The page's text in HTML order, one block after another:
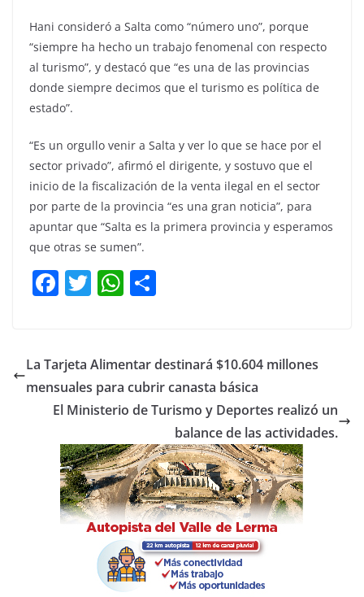
Hani consideró a Salta como “número uno”, porque
“siempre ha hecho un trabajo fenomenal con respecto
al turismo”, y destacó que “es una de las provincias
donde siempre decimos que el turismo es política de
estado”.
“Es un orgullo venir a Salta y ver lo que se hace por el
sector privado”, afirmó el dirigente, y sostuvo que el
inicio de la fiscalización de la venta ilegal en el sector
por parte de la provincia “es una gran noticia”, para
apuntar que “Salta es la primera provincia y esperamos
que otras se sumen”.
F
e
b
o
o
k
T
er
W
s
A
p
p
p
ar
tir
La Tarjeta Alimentar destinará $10.604 millones
mensuales para cubrir canasta básica
El Ministerio de Turismo y Deportes realizó un
balance de las actividades.